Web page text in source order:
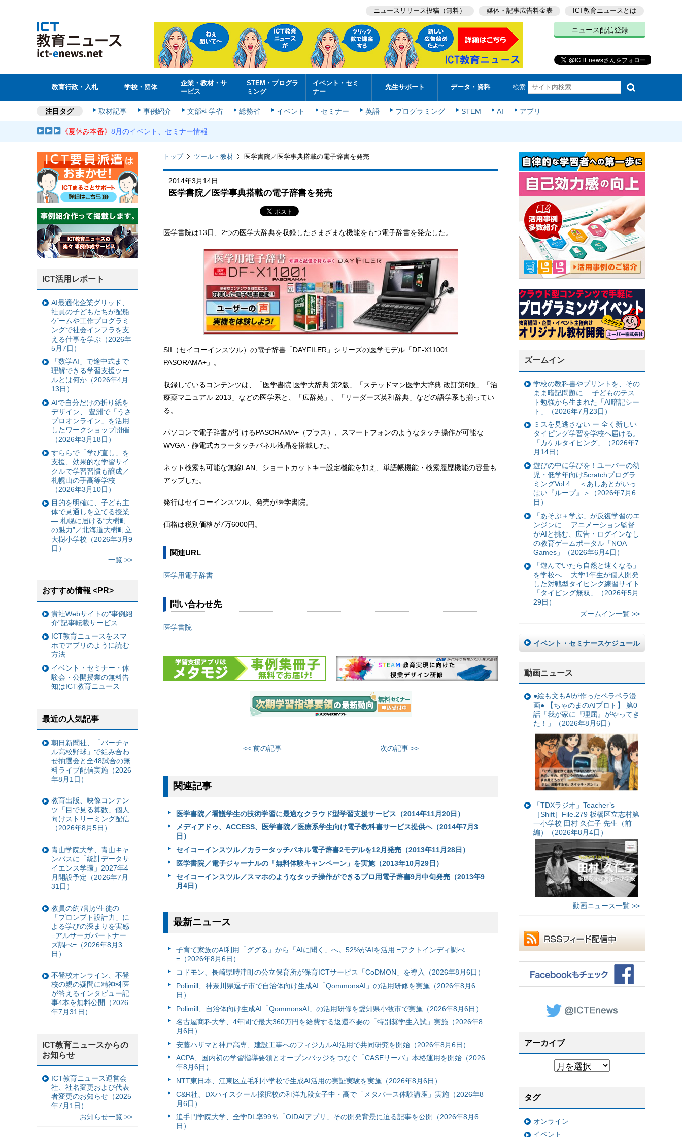
ニュースリリース投稿（無料） 媒体・記事広告料金表 ICT教育ニュースとは
ニュース配信登録
教育行政・入札 学校・団体
企業・教材・サ
ービス
STEM・プログラ
ミング
イベント・セミ
ナー
先生サポート データ・資料 検索
注目タグ 取材記事 事例紹介 文部科学省 総務省 イベント セミナー 英語 プログラミング STEM AI アプリ
《夏休み本番》8月のイベント、セミナー情報
トップ ツール・教材 医学書院／医学事典搭載の電子辞書を発売
2014年3月14日
医学書院／医学事典搭載の電子辞書を発売
医学書院は13日、2つの医学大辞典を収録したさまざまな機能をもつ電子辞書を発売した。
SII（セイコーインスツル）の電子辞書「DAYFILER」シリーズの医学モデル「DF-X11001
PASORAMA+」。
収録しているコンテンツは、「医学書院 医学大辞典 第2版」「ステッドマン医学大辞典 改訂第6版」「治
療薬マニュアル 2013」などの医学系と、「広辞苑」、「リーダーズ英和辞典」などの語学系も揃ってい
る。
パソコンで電子辞書が引けるPASORAMA+（プラス）、スマートフォンのようなタッチ操作が可能な
WVGA・静電式カラータッチパネル液晶を搭載した。
ネット検索も可能な無線LAN、ショートカットキー設定機能を加え、単語帳機能・検索履歴機能の容量も
アップした。
発行はセイコーインスツル、発売が医学書院。
価格は税別価格が7万6000円。
関連URL
医学用電子辞書
問い合わせ先
医学書院
<< 前の記事 次の記事 >>
関連記事
医学書院／看護学生の技術学習に最適なクラウド型学習支援サービス（2014年11月20日）
メディアドゥ、ACCESS、医学書院／医療系学生向け電子教科書サービス提供へ（2014年7月3
日）
セイコーインスツル／カラータッチパネル電子辞書2モデルを12月発売（2013年11月28日）
医学書院／電子ジャーナルの「無料体験キャンペーン」を実施（2013年10月29日）
セイコーインスツル／スマホのようなタッチ操作ができるプロ用電子辞書9月中旬発売（2013年9
月4日）
最新ニュース
子育て家族のAI利用「ググる」から「AIに聞く」へ。52%がAIを活用 =アクトインディ調べ
=（2026年8月6日）
コドモン、長崎県時津町の公立保育所が保育ICTサービス「CoDMON」を導入（2026年8月6日）
Polimill、神奈川県逗子市で自治体向け生成AI「QommonsAI」の活用研修を実施（2026年8月6
日）
Polimill、自治体向け生成AI「QommonsAI」の活用研修を愛知県小牧市で実施（2026年8月6日）
名古屋商科大学、4年間で最大360万円を給費する返還不要の「特別奨学生入試」実施（2026年8
月6日）
安藤ハザマと神戸高専、建設工事へのフィジカルAI活用で共同研究を開始（2026年8月6日）
ACPA、国内初の学習指導要領とオープンバッジをつなぐ「CASEサーバ」本格運用を開始（2026
年8月6日）
NTT東日本、江東区立毛利小学校で生成AI活用の実証実験を実施（2026年8月6日）
C&R社、DXハイスクール採択校の和洋九段女子中・高で「メタバース体験講座」実施（2026年8
月6日）
追手門学院大学、全学DL率99％「OIDAIアプリ」その開発背景に迫る記事を公開（2026年8月6
日）
ズームイン
学校の教科書やプリントを、その
まま暗記問題に ─ 子どものテス
ト勉強から生まれた「AI暗記シー
ト」（2026年7月23日）
ミスを見逃さない ー 全く新しい
タイピング学習を学校へ届ける。
「カケルタイピング」（2026年7
月14日）
遊びの中に学びを！ユーバーの幼
児・低学年向けScratchプログラ
ミングVol.4 ＜あしあとがいっ
ぱい『ループ』＞（2026年7月6
日）
「あそぶ＋学ぶ」が反復学習のエ
ンジンに ─ アニメーション監督
がAIと挑む、広告・ログインなし
の教育ゲームポータル「NOA
Games」（2026年6月4日）
「遊んでいたら自然と速くなる」
を学校へ ─ 大学1年生が個人開発
した対戦型タイピング練習サイト
「タイピング無双」（2026年5月
29日）
ズームイン一覧 >>
イベント・セミナースケジュール
動画ニュース
●絵も文もAIが作ったペラペラ漫
画● 【ちゃのまのAIプロト】 第0
話「我が家に『理屈』がやってき
た！」（2026年8月6日）
「TDXラジオ」Teacher’s
［Shift］File.279 板橋区立志村第
一小学校 田村 久仁子 先生（前
編）（2026年8月4日）
動画ニュース一覧 >>
アーカイブ
タグ
オンライン
イベント
ICT活用レポート
AI最適化企業グリッド、
社員の子どもたちが配船
ゲームや工作プログラミ
ングで社会インフラを支
える仕事を学ぶ（2026年
5月7日）
「数学AI」で途中式まで
理解できる学習支援ツー
ルとは何か（2026年4月
13日）
AIで自分だけの折り紙を
デザイン、 豊洲で「うさ
プロオンライン」を活用
したワークショップ開催
（2026年3月18日）
すららで「学び直し」を
支援、効果的な学習サイ
クルで学習習慣も醸成／
札幌山の手高等学校
（2026年3月10日）
目的を明確に、子ども主
体で見通しを立てる授業
— 札幌に届ける“大樹町
の魅力”／北海道大樹町立
大樹小学校（2026年3月9
日）
一覧 >>
おすすめ情報 <PR>
貴社Webサイトの“事例紹
介”記事転載サービス
ICT教育ニュースをスマ
ホでアプリのように読む
方法
イベント・セミナー・体
験会・公開授業の無料告
知はICT教育ニュース
最近の人気記事
朝日新聞社、「バーチャ
ル高校野球」で組み合わ
せ抽選会と全48試合の無
料ライブ配信実施（2026
年8月1日）
教育出版、映像コンテン
ツ「目で見る算数」個人
向けストリーミング配信
（2026年8月5日）
青山学院大学、青山キャ
ンパスに「統計データサ
イエンス学環」2027年4
月開設予定（2026年7月
31日）
教員の約7割が生徒の
「プロンプト設計力」に
よる学びの深まりを実感
=アルサーガパートナー
ズ調べ=（2026年8月3
日）
不登校オンライン、不登
校の親の疑問に精神科医
が答えるインタビュー記
事4本を無料公開（2026
年7月31日）
ICT教育ニュースからの
お知らせ
ICT教育ニュース運営会
社、社名変更および代表
者変更のお知らせ（2025
年7月1日）
お知らせ一覧 >>